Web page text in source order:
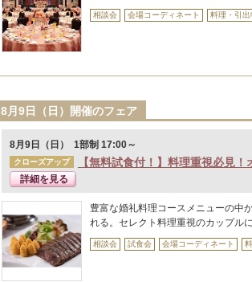
相談会 会場コーディネート 料理・引
8月9日（日）開催のフェア
8月9日（日） 1部制 17:00～
クローズアップ 【無料試食付！】料理重視必見
詳細を見る
豊富な婚礼料理コースメニューの中
れる。セレクト料理重視のカップル
相談会 試食会 会場コーディネート